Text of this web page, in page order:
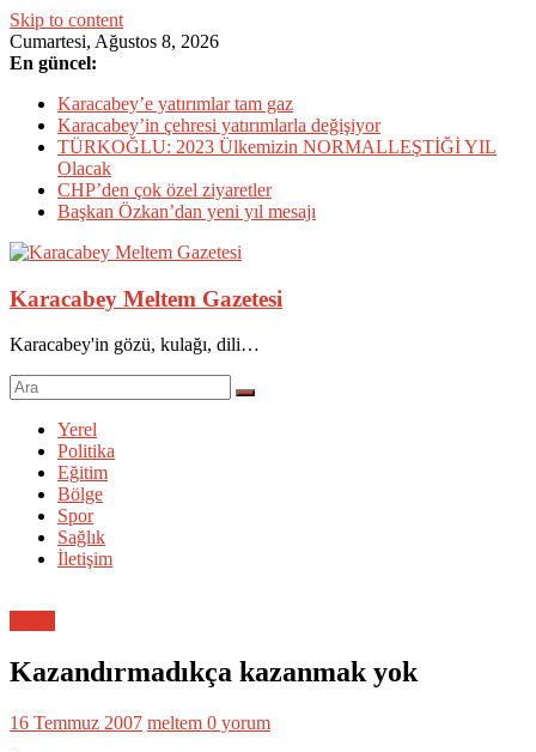
Skip to content
Cumartesi, Ağustos 8, 2026
En güncel:
Karacabey’e yatırımlar tam gaz
Karacabey’in çehresi yatırımlarla değişiyor
TÜRKOĞLU: 2023 Ülkemizin NORMALLEŞTİĞİ YIL
Olacak
CHP’den çok özel ziyaretler
Başkan Özkan’dan yeni yıl mesajı
Karacabey Meltem Gazetesi
Karacabey'in gözü, kulağı, dili…
Yerel
Politika
Eğitim
Bölge
Spor
Sağlık
İletişim
Kazandırmadıkça kazanmak yok
16 Temmuz 2007 meltem 0 yorum